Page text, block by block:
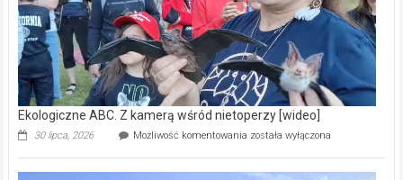
Ekologiczne ABC. Z kamerą wśród nietoperzy [wideo]
30 lipca, 2026 Możliwość komentowania Ekologiczne
została wyłączona